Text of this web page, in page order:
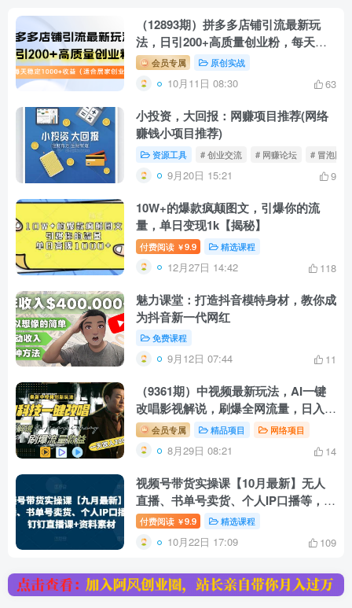
（12893期）拼多多店铺引流最新玩
法，日引200+高质量创业粉，每天稳
定1000+收益（…
会员专属 原创实战
10月11日 08:30 63
小投资，大回报：网赚项目推荐(网络
赚钱小项目推荐)
资源工具 # 创业交流 # 网赚论坛 # 冒泡网创
9月20日 15:21 9
10W+的爆款疯颠图文，引爆你的流
量，单日变现1k【揭秘】
付费阅读 ￥9.9 精选课程
12月27日 14:42 118
魅力课堂：打造抖音模特身材，教你成
为抖音新一代网红
免费课程
9月12日 07:44 11
（9361期）中视频最新玩法，AI一键
改唱影视解说，刷爆全网流量，日入
2000＋全平台通用
会员专属 精品项目 网络项目
8月29日 08:21 14
视频号带货实操课【10月最新】无人
直播、书单号卖货、个人IP口播等，钉
钉直播课+资料素材
付费阅读 ￥9.9 精选课程
10月22日 17:09 109